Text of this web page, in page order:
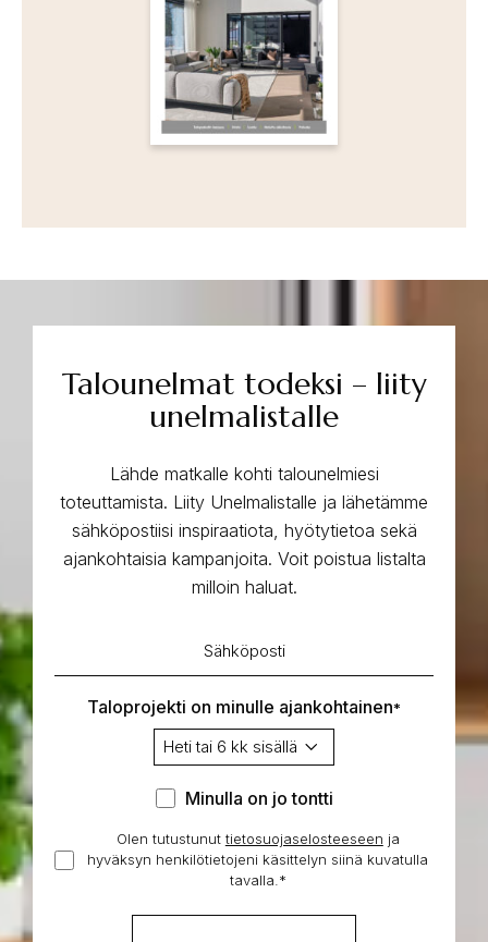
Talounelmat todeksi – liity
unelmalistalle
Lähde matkalle kohti talounelmiesi
toteuttamista. Liity Unelmalistalle ja lähetämme
sähköpostiisi inspiraatiota, hyötytietoa sekä
ajankohtaisia kampanjoita. Voit poistua listalta
milloin haluat.
Sähköposti
Taloprojekti on minulle ajankohtainen*
Minulla
jo
tontti
Minulla on jo tontti
Hyväksyn
henkilötietojeni
*
Olen tutustunut tietosuojaselosteeseen ja
hyväksyn henkilötietojeni käsittelyn siinä kuvatulla
tavalla. *